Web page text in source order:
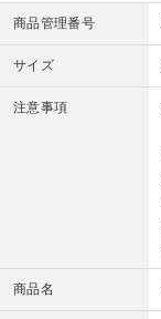
商品管理番号
サイズ
注意事項
商品名